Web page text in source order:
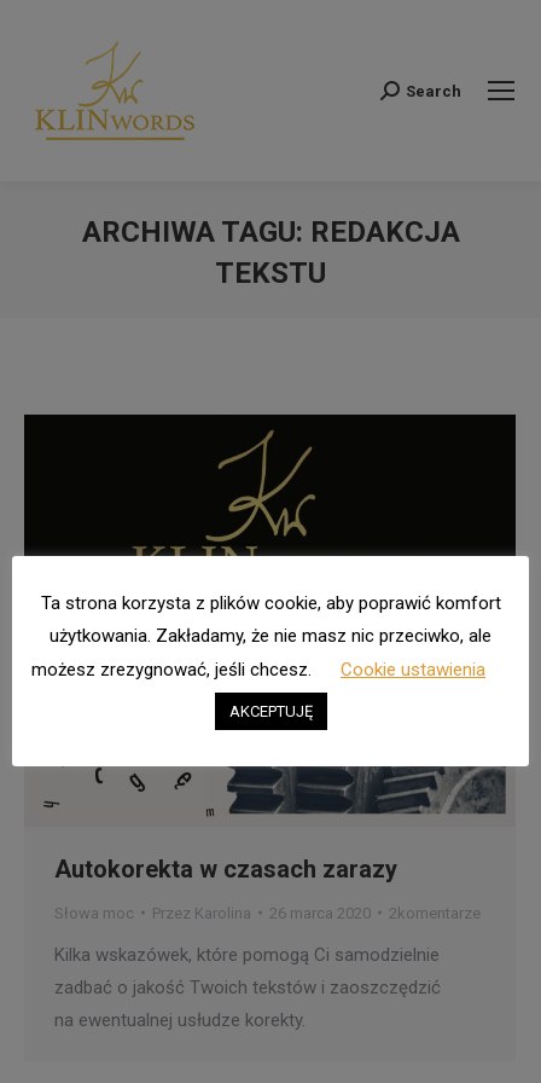
Szukaj:Search
ARCHIWA TAGU: REDAKCJA
TEKSTU
Autokorekta w czasach zarazy
Słowa moc Przez Karolina 26 marca 2020 2komentarze
Kilka wskazówek, które pomogą Ci samodzielnie
zadbać o jakość Twoich tekstów i zaoszczędzić
na ewentualnej usłudze korekty.
Ta strona korzysta z plików cookie, aby poprawić komfort
użytkowania. Zakładamy, że nie masz nic przeciwko, ale
możesz zrezygnować, jeśli chcesz.
Cookie ustawienia
AKCEPTUJĘ